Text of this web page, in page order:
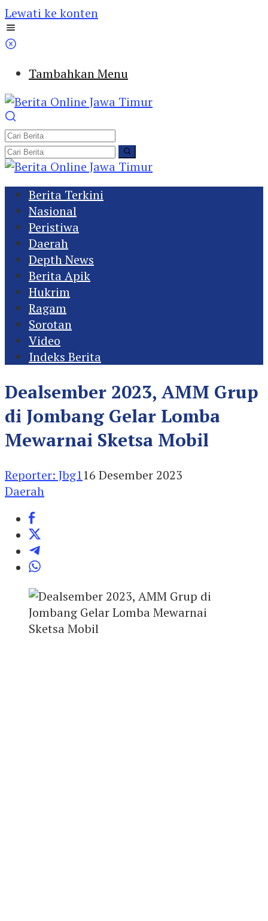
Lewati ke konten
Tambahkan Menu
Berita Terkini
Nasional
Peristiwa
Daerah
Depth News
Berita Apik
Hukrim
Ragam
Sorotan
Video
Indeks Berita
Dealsember 2023, AMM Grup
di Jombang Gelar Lomba
Mewarnai Sketsa Mobil
Reporter: Jbg116 Desember 2023
Daerah